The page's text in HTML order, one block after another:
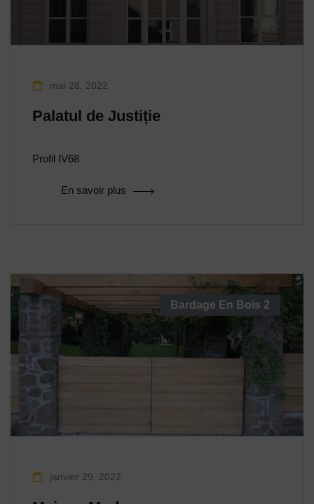
mai 28, 2022
Palatul de Justiție
Profil IV68
En savoir plus
Bardage En Bois 2
janvier 29, 2022